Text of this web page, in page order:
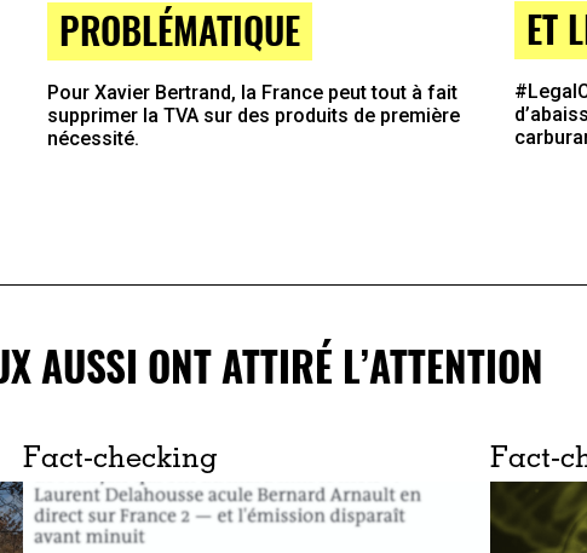
PROBLÉMATIQUE
Pour Xavier Bertrand, la France peut tout à fait
supprimer la TVA sur des produits de première
nécessité.
ET
AUSSI ONT ATTIRÉ L’ATTENTION
Fact-checking Fact-